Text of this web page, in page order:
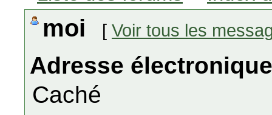
moi [ Voir tous les
Adresse
Caché